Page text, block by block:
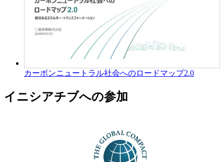
カーボンニュートラル社会へのロードマップ2.0
イニシアチブへの参加